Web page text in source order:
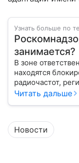
Узнать больше по
занимается?
В зоне
находятся
радиочастот,
защитой
организация и
пользователя
Читать дальше
Новости